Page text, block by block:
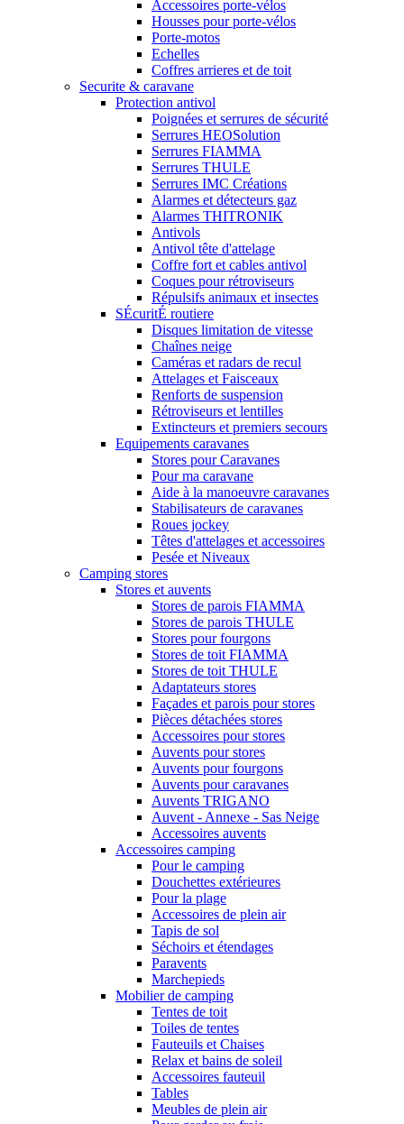
Accessoires porte-vélos
Housses pour porte-vélos
Porte-motos
Echelles
Coffres arrieres et de toit
Securite & caravane
Protection antivol
Poignées et serrures de sécurité
Serrures HEOSolution
Serrures FIAMMA
Serrures THULE
Serrures IMC Créations
Alarmes et détecteurs gaz
Alarmes THITRONIK
Antivols
Antivol tête d'attelage
Coffre fort et cables antivol
Coques pour rétroviseurs
Répulsifs animaux et insectes
SÉcuritÉ routiere
Disques limitation de vitesse
Chaînes neige
Caméras et radars de recul
Attelages et Faisceaux
Renforts de suspension
Rétroviseurs et lentilles
Extincteurs et premiers secours
Equipements caravanes
Stores pour Caravanes
Pour ma caravane
Aide à la manoeuvre caravanes
Stabilisateurs de caravanes
Roues jockey
Têtes d'attelages et accessoires
Pesée et Niveaux
Camping stores
Stores et auvents
Stores de parois FIAMMA
Stores de parois THULE
Stores pour fourgons
Stores de toit FIAMMA
Stores de toit THULE
Adaptateurs stores
Façades et parois pour stores
Pièces détachées stores
Accessoires pour stores
Auvents pour stores
Auvents pour fourgons
Auvents pour caravanes
Auvents TRIGANO
Auvent - Annexe - Sas Neige
Accessoires auvents
Accessoires camping
Pour le camping
Douchettes extérieures
Pour la plage
Accessoires de plein air
Tapis de sol
Séchoirs et étendages
Paravents
Marchepieds
Mobilier de camping
Tentes de toit
Toiles de tentes
Fauteuils et Chaises
Relax et bains de soleil
Accessoires fauteuil
Tables
Meubles de plein air